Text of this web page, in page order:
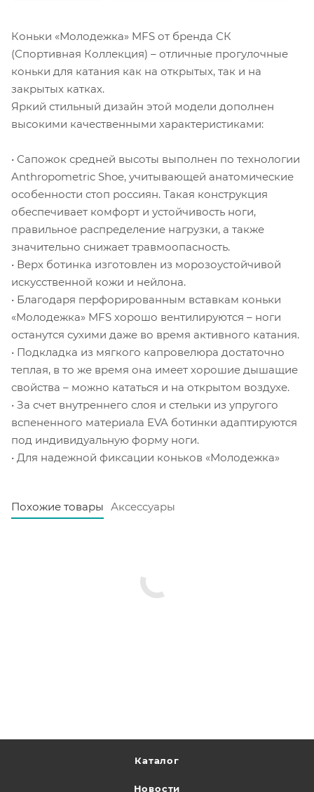
Коньки «Молодежка» MFS от бренда СК
(Спортивная Коллекция) – отличные прогулочные
коньки для катания как на открытых, так и на
закрытых катках.
Яркий стильный дизайн этой модели дополнен
высокими качественными характеристиками:
• Сапожок средней высоты выполнен по технологии
Anthropometric Shoe, учитывающей анатомические
особенности стоп россиян. Такая конструкция
обеспечивает комфорт и устойчивость ноги,
правильное распределение нагрузки, а также
значительно снижает травмоопасность.
• Верх ботинка изготовлен из морозоустойчивой
искусственной кожи и нейлона.
• Благодаря перфорированным вставкам коньки
«Молодежка» MFS хорошо вентилируются – ноги
останутся сухими даже во время активного катания.
• Подкладка из мягкого капровелюра достаточно
теплая, в то же время она имеет хорошие дышащие
свойства – можно кататься и на открытом воздухе.
• За счет внутреннего слоя и стельки из упругого
вспененного материала EVA ботинки адаптируются
под индивидуальную форму ноги.
• Для надежной фиксации коньков «Молодежка»
Похожие товары Аксессуары
Каталог
Новости